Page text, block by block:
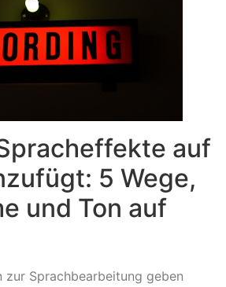
auf
5 Wege,
und Ton auf
zur Sprachbearbeitung geben